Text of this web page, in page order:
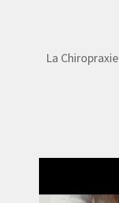
La Chiropraxie